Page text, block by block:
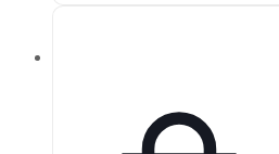
влагу и имеют цветовую
кодировку для